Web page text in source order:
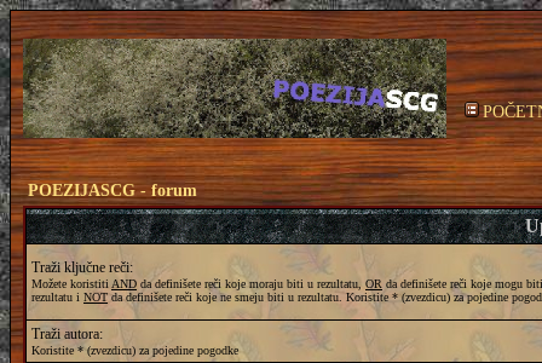
POEZIJASCG - forum
Traži ključne reči:
Možete koristiti AND da definišete reči koje moraju biti u rezultatu, OR da definišete reči koje mogu
rezultatu i NOTda definišete reči koje ne smeju biti u rezultatu. Koristite * (zvezdicu) za pojedine
Traži autora:
Koristite * (zvezdicu) za pojedine pogodke